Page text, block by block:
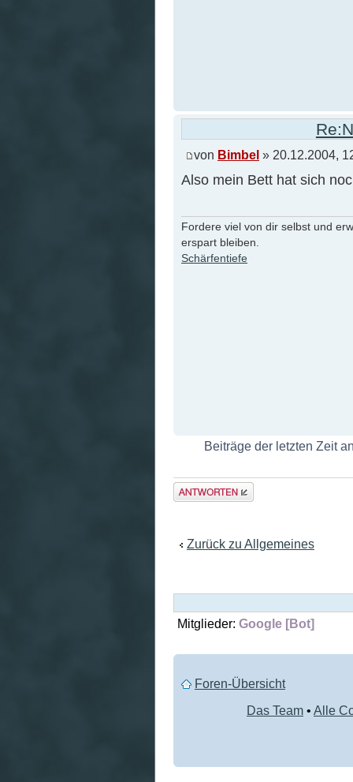
von Bimbel » 20.12.2004,
Also mein Bett hat sich
Fordere viel von dir selbst und
erspart bleiben.
Schärfentiefe
Beiträge der letzten Zeit
Antwort
erstellen
Zurück zu Allgemeines
Mitglieder: Google [Bot]
Foren-Übersicht
Das Team • Alle